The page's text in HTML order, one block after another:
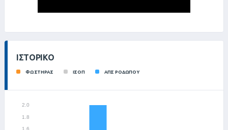
ΙΣΤΟΡΙΚΌ
ΦΩΣΤΗΡΑΣ ΙΣΟΠ ΑΠΣ ΡΟΔΩΠΟΥ